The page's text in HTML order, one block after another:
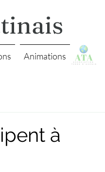
Animations
à